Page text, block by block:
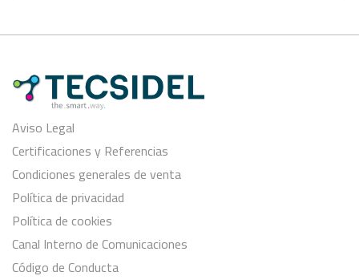
Aviso Legal
Certificaciones y Referencias
Condiciones generales de venta
Política de privacidad
Política de cookies
Canal Interno de Comunicaciones
Código de Conducta